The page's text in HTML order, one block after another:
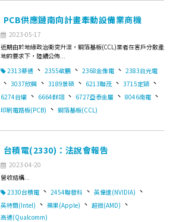
PCB供應鏈南向計畫牽動設備業商機
2023-05-17
近期由於地緣政治衝突升溫，銅箔基板(CCL)業者在客戶分散產
地的要求下，陸續公佈...
2313華通 、 2355敬鵬 、 2368金像電 、 2383台光電
、 3037欣興 、 3189景碩 、 6213聯茂 、 3715定穎 、
6274台燿 、 6664群翊 、 6727亞泰金屬 、 8046南電 、
印刷電路板(PCB) 、 銅箔基板(CCL)
台積電(2330)：法說會報告
2023-04-20
營收結構...
2330台積電 、 2454聯發科 、 英偉達(NVIDIA) 、
英特爾(Intel) 、 蘋果(Apple) 、 超微(AMD) 、
高通(Qualcomm)